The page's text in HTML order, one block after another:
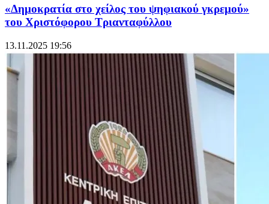
«Δημοκρατία στο χείλος του ψηφιακού γκρεμού»
του Χριστόφορου Τριανταφύλλου
13.11.2025 19:56